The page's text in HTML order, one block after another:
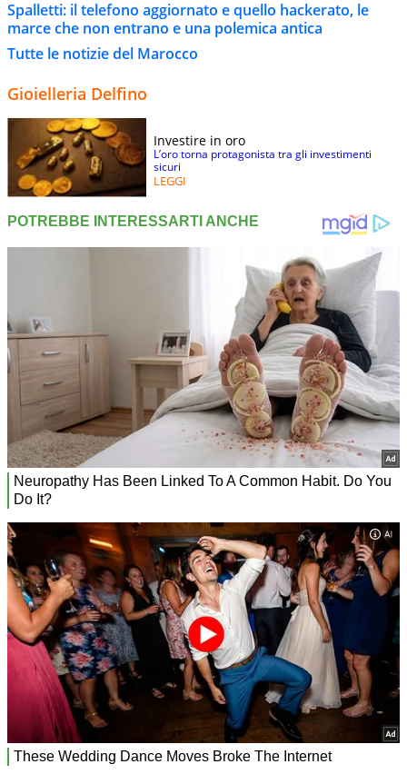
Spalletti: il telefono aggiornato e quello hackerato, le
marce che non entrano e una polemica antica
Tutte le notizie del Marocco
Gioielleria Delfino
Investire in oro
L’oro torna protagonista tra gli investimenti
sicuri
LEGGI